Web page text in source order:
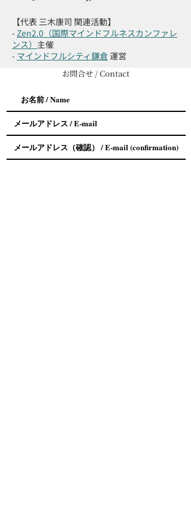
【代表 三木康司 関連活動】
-Zen2.0（国際マインドフルネスカンファレ
ンス） 主催
- マインドフルシティ鎌倉運営
お問合せ / Contact